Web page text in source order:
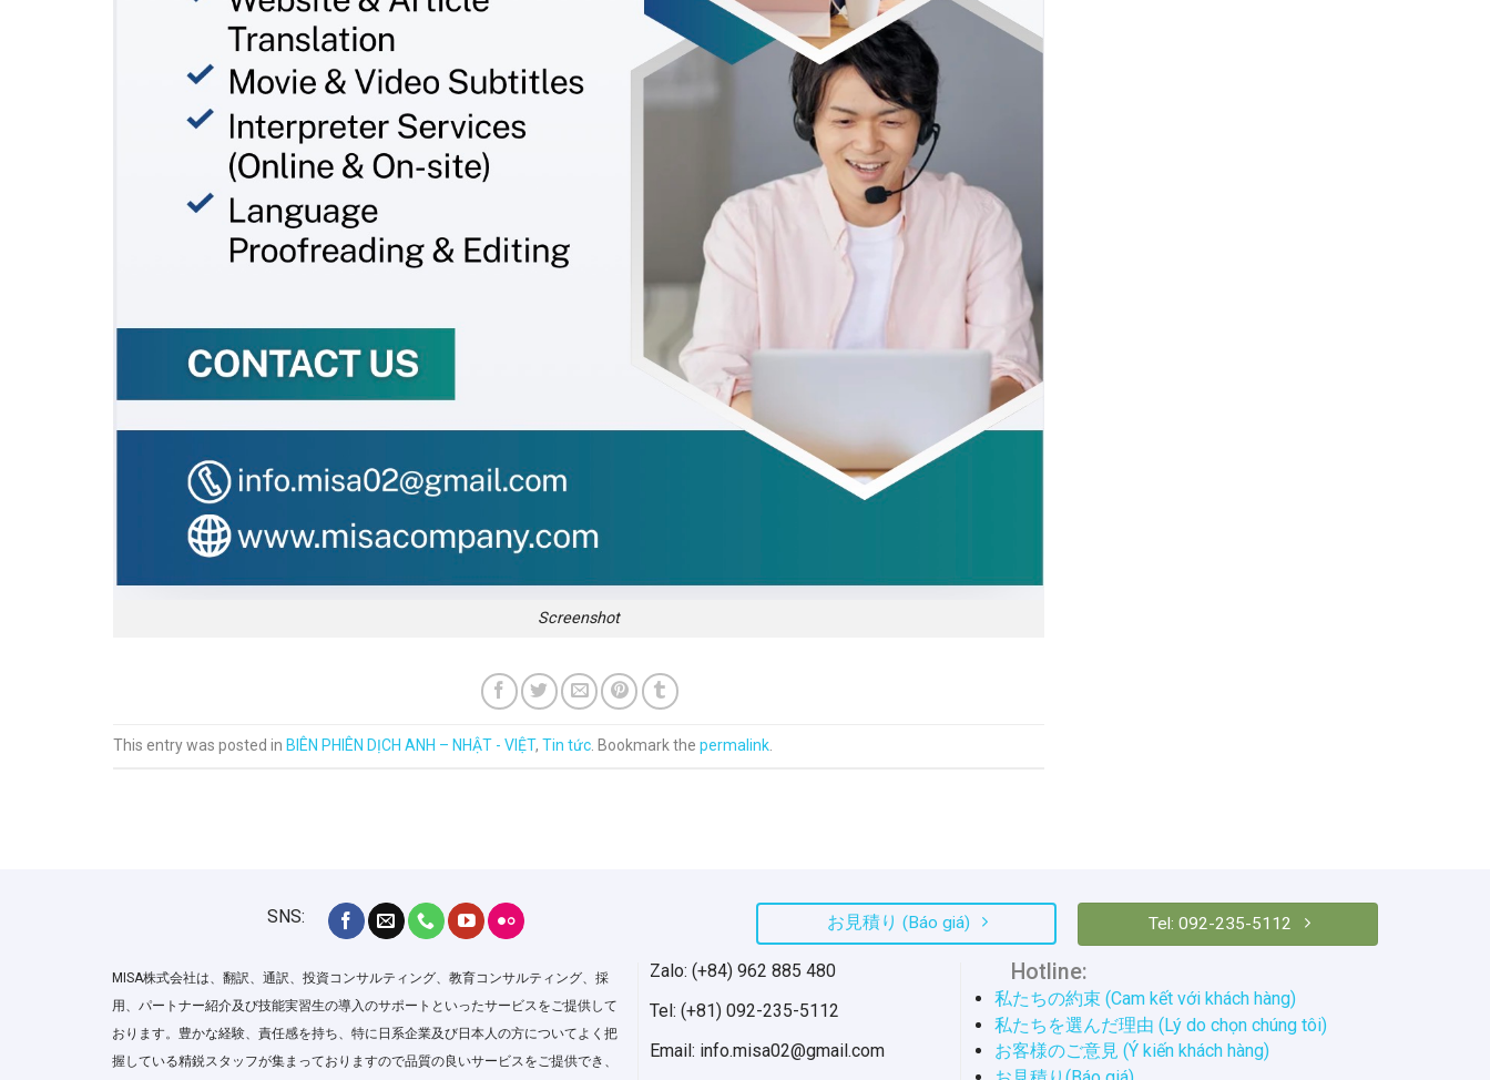
Screenshot
This entry was posted in BIÊN PHIÊN DỊCH ANH – NHẬT - VIỆT, Tin tức . Bookmark the permalink
SNS: お見積り (Báo giá) Tel: 092-235-5112
MISA株式会社は、翻訳、通訳、投資コンサルティング、教育コンサルティング、採
用、パートナー紹介及び技能実習生の導入のサポートといったサービスをご提供して
おります。豊かな経験、責任感を持ち、特に日系企業及び日本人の方についてよく把
握している精鋭スタッフが集まっておりますので品質の良いサービスをご提供でき、
Zalo: (+84) 962 885 480
Tel: (+81) 092-235-5112
Email: info.misa02@gmail.com
Hotline:
私たちの約束 (Cam kết với khách hàng)
私たちを選んだ理由 (Lý do chọn chúng tôi)
お客様のご意見 (Ý kiến khách hàng)